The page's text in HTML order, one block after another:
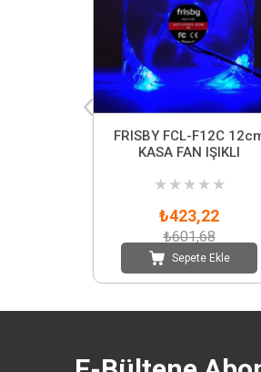
FRISBY FCL-F12C
KASA FAN IŞIKLI
★ ★ ★ ★ ★
₺423,22
₺601,68
Sepete Ekle